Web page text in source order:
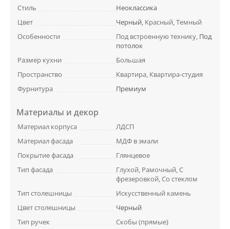
Стиль
Неоклассика
Цвет
Черный, Красный, Темный
Особенности
Под встроенную технику, Под
потолок
Размер кухни
Большая
Пространство
Квартира, Квартира-студия
Фурнитура
Премиум
Материалы и декор
Материал корпуса
ЛДСП
Материал фасада
МДФ в эмали
Покрытие фасада
Глянцевое
Тип фасада
Глухой, Рамочный, С
фрезеровкой, Со стеклом
Тип столешницы
Искусственный камень
Цвет столешницы
Черный
Тип ручек
Скобы (прямые)